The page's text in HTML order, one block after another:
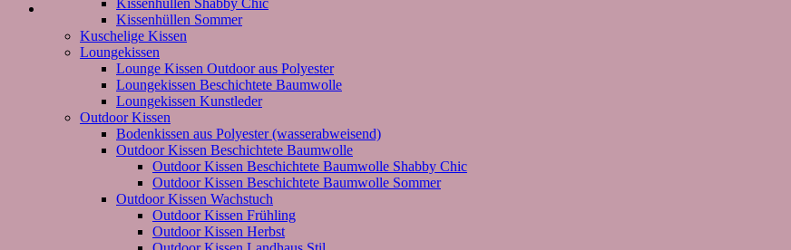
Kissenhüllen Sommer
Kuschelige Kissen
Loungekissen
Lounge Kissen Outdoor aus Polyester
Loungekissen Beschichtete Baumwolle
Loungekissen Kunstleder
Outdoor Kissen
Bodenkissen aus Polyester (wasserabweisend)
Outdoor Kissen Beschichtete Baumwolle
Outdoor Kissen Beschichtete Baumwolle Shabby Chic
Outdoor Kissen Beschichtete Baumwolle Sommer
Outdoor Kissen Wachstuch
Outdoor Kissen Frühling
Outdoor Kissen Herbst